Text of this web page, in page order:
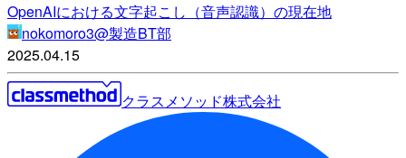
OpenAIにおける文字起こし（音声認識）の現在地
nokomoro3@製造BT部
2025.04.15
クラスメソッド株式会社